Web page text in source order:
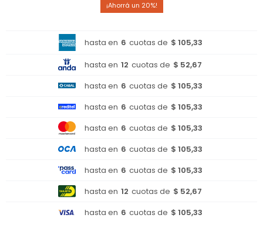
20
hasta en 6 cuotas de $ 105,33
hasta en 12 cuotas de $ 52,67
hasta en 6 cuotas de $ 105,33
hasta en 6 cuotas de $ 105,33
hasta en 6 cuotas de $ 105,33
hasta en 6 cuotas de $ 105,33
hasta en 6 cuotas de $ 105,33
hasta en 12 cuotas de $ 52,67
hasta en 6 cuotas de $ 105,33